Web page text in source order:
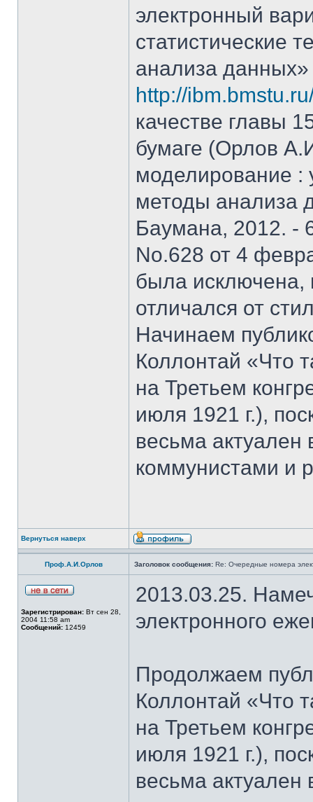
электронный
статистические
анализа данных»
http://
качестве главы
бумаге (Орлов
моделирование :
методы анализа
Баумана, 2012. -
No.628 от 4
была исключена,
отличался от
Начинаем
Коллoнтай «Что
на Третьем
июля 1921 г.),
весьма
коммунистами и
Вернуться наверх
Проф.А.И.Орлов Заголовок сообщения: Re: Очередные номера
Зарегистрирован: Вт сен 28,
2004 11:58 am
Сообщений: 12459
2013.03.25.
электронного
Продолжаем
Коллoнтай «Что
на Третьем
июля 1921 г.),
весьма